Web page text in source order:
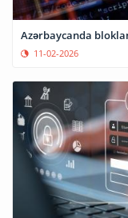
Azərbaycanda
11-02-2026